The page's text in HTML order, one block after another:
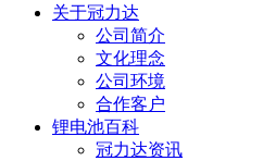
关于冠力达
公司简介
文化理念
公司环境
合作客户
锂电池百科
冠力达资讯